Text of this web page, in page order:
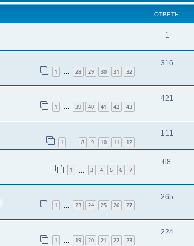
ОТВЕТЫ
1
1 … 28 29 30 31 32
316
1 … 39 40 41 42 43
421
1 … 8 9 10 11 12
111
1 3 4 5 6 7
68
1 23 24 25 26 27
265
1 19 20 21 22 23
224